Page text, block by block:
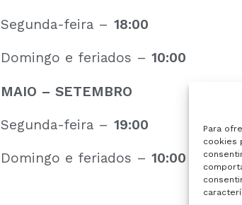
Para
cookies
Segunda-feira – 18:00
Domingo e feriados – 10:00
MAIO – SETEMBRO
Segunda-feira – 19:00
Domingo e feriados – 10:00